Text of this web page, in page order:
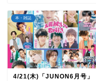
本・雑誌
4/21(木)「JUNON6月号」